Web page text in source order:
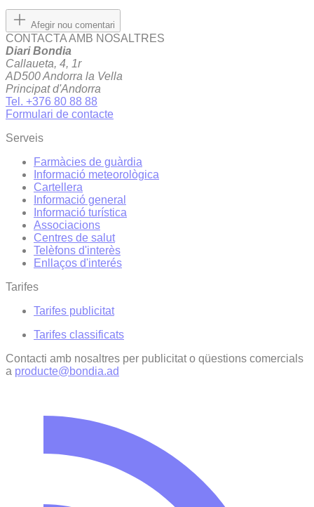
Afegir nou comentari
CONTACTA AMB NOSALTRES
Diari Bondia
Callaueta, 4, 1r
AD500 Andorra la Vella
Principat d'Andorra
Tel. +376 80 88 88
Formulari de contacte
Serveis
Farmàcies de guàrdia
Informació meteorològica
Cartellera
Informació general
Informació turística
Associacions
Centres de salut
Telèfons d'interès
Enllaços d'interés
Tarifes
Tarifes publicitat
Tarifes classificats
Contacti amb nosaltres per publicitat o qüestions comercials
a producte@bondia.ad